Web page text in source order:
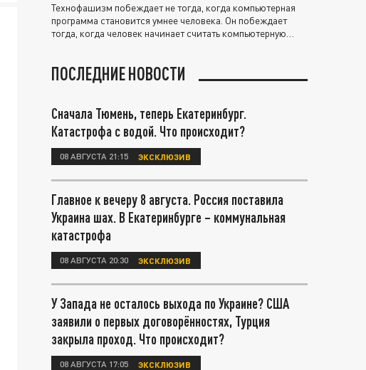
Технофашизм побеждает не тогда, когда компьютерная
программа становится умнее человека. Он побеждает
тогда, когда человек начинает считать компьютерную
ПОСЛЕДНИЕ НОВОСТИ
Сначала Тюмень, теперь Екатеринбург.
Катастрофа с водой. Что происходит?
08 АВГУСТА 21:15 ЭКСКЛЮЗИВ
Главное к вечеру 8 августа. Россия поставила
Украина шах. В Екатеринбурге – коммунальная
катастрофа
08 АВГУСТА 20:30 ЭКСКЛЮЗИВ
У Запада не осталось выхода по Украине? США
заявили о первых договорённостях, Турция
закрыла проход. Что происходит?
08 АВГУСТА 17:05 ЭКСКЛЮЗИВ